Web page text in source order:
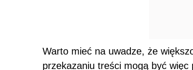
Warto mieć na uwadze, że
przekazaniu treści mogą być